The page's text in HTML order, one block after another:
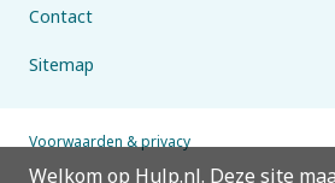
Contact
Sitemap
Voorwaarden & privacy
Welkom op Hulp.nl. Deze site